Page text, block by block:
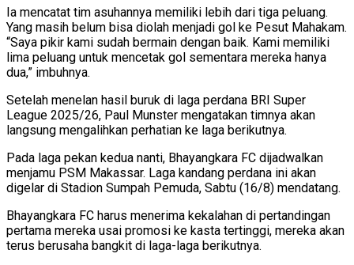
Ia mencatat tim asuhannya memiliki lebih dari tiga peluang.
Yang masih belum bisa diolah menjadi gol ke Pesut Mahakam.
“Saya pikir kami sudah bermain dengan baik. Kami memiliki
lima peluang untuk mencetak gol sementara mereka hanya
dua,” imbuhnya.
Setelah menelan hasil buruk di laga perdana BRI Super
League 2025/26, Paul Munster mengatakan timnya akan
langsung mengalihkan perhatian ke laga berikutnya.
Pada laga pekan kedua nanti, Bhayangkara FC dijadwalkan
menjamu PSM Makassar. Laga kandang perdana ini akan
digelar di Stadion Sumpah Pemuda, Sabtu (16/8) mendatang.
Bhayangkara FC harus menerima kekalahan di pertandingan
pertama mereka usai promosi ke kasta tertinggi, mereka akan
terus berusaha bangkit di laga-laga berikutnya.